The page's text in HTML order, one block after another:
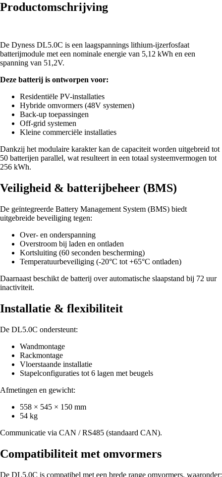
Productomschrijving
De Dyness DL5.0C is een laagspannings lithium-ijzerfosfaat
batterijmodule met een nominale energie van 5,12 kWh en een
spanning van 51,2V.
Deze batterij is ontworpen voor:
Residentiële PV-installaties
Hybride omvormers (48V systemen)
Back-up toepassingen
Off-grid systemen
Kleine commerciële installaties
Dankzij het modulaire karakter kan de capaciteit worden uitgebreid tot
50 batterijen parallel, wat resulteert in een totaal systeemvermogen tot
256 kWh.
Veiligheid & batterijbeheer (BMS)
De geïntegreerde Battery Management System (BMS) biedt
uitgebreide beveiliging tegen:
Over- en onderspanning
Overstroom bij laden en ontladen
Kortsluiting (60 seconden bescherming)
Temperatuurbeveiliging (-20°C tot +65°C ontladen)
Daarnaast beschikt de batterij over automatische slaapstand bij 72 uur
inactiviteit.
Installatie & flexibiliteit
De DL5.0C ondersteunt:
Wandmontage
Rackmontage
Vloerstaande installatie
Stapelconfiguraties tot 6 lagen met beugels
Afmetingen en gewicht:
558 × 545 × 150 mm
54 kg
Communicatie via CAN / RS485 (standaard CAN).
Compatibiliteit met omvormers
De DL5.0C is compatibel met een brede range omvormers, waaronder: